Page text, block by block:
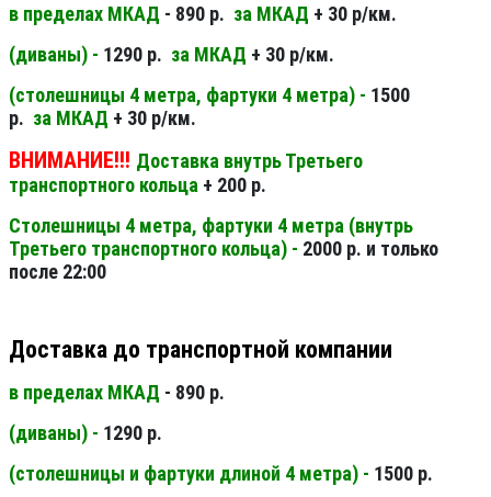
в пределах МКАД - 890 р. за МКАД + 30 р/км.
(диваны) - 1290 р. за МКАД + 30 р/км.
(столешницы 4 метра, фартуки 4 метра) - 1500
р. за МКАД + 30 р/км.
ВНИМАНИЕ!!! Доставка внутрь Третьего
транспортного кольца + 200 р.
Столешницы 4 метра, фартуки 4 метра (внутрь
Третьего транспортного кольца) - 2000 р. и только
после 22:00
Доставка до транспортной компании
в пределах МКАД - 890 р.
(диваны) - 1290 р.
(столешницы и фартуки длиной 4 метра) - 1500 р.